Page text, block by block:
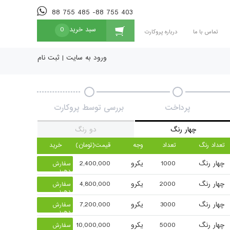
تماس با ما درباره پروکارت
88 755 485 -88 755 403
سبد خرید 0
ورود به سایت | ثبت نام
پرداخت بررسی توسط پروکارت
چهار رنگ دو رنگ
تعداد رنگ تعداد وجه قیمت(تومان) خرید
چهار رنگ 1000 یکرو 2,400,000
سفارش
دهید
چهار رنگ 2000 یکرو 4,800,000
سفارش
دهید
چهار رنگ 3000 یکرو 7,200,000
سفارش
دهید
چهار رنگ 5000 یکرو 10,000,000
سفارش